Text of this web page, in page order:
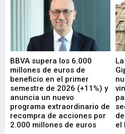
BBVA supera los 6.000
millones de euros de
beneficio en el primer
semestre de 2026 (+11%) y
anuncia un nuevo
programa extraordinario de
recompra de acciones por
2.000 millones de euros
el